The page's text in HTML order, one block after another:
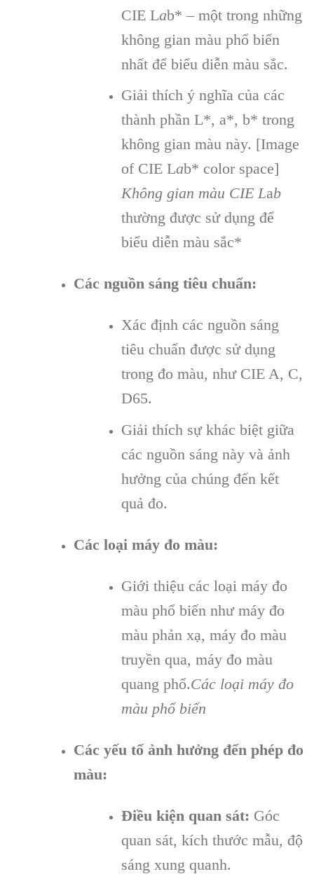
CIE Lab* – một trong những
không gian màu phổ biến
nhất để biểu diễn màu sắc.
Giải thích ý nghĩa của các
thành phần L*, a*, b* trong
không gian màu này. [Image
of CIE Lab* color space]
Không gian màu CIE Lab
thường được sử dụng để
biểu diễn màu sắc*
Các nguồn sáng tiêu chuẩn:
Xác định các nguồn sáng
tiêu chuẩn được sử dụng
trong đo màu, như CIE A, C,
D65.
Giải thích sự khác biệt giữa
các nguồn sáng này và ảnh
hưởng của chúng đến kết
quả đo.
Các loại máy đo màu:
Giới thiệu các loại máy đo
màu phổ biến như máy đo
màu phản xạ, máy đo màu
truyền qua, máy đo màu
quang phổ.Các loại máy đo
màu phổ biến
Các yếu tố ảnh hưởng đến phép đo
màu:
Điều kiện quan sát: Góc
quan sát, kích thước mẫu, độ
sáng xung quanh.